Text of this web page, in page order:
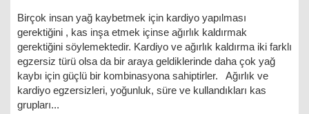
Birçok insan yağ kaybetmek için kardiyo yapılması
gerektiğini , kas inşa etmek içinse ağırlık kaldırmak
gerektiğini söylemektedir. Kardiyo ve ağırlık kaldırma iki farklı
egzersiz türü olsa da bir araya geldiklerinde daha çok yağ
kaybı için güçlü bir kombinasyona sahiptirler. Ağırlık ve
kardiyo egzersizleri, yoğunluk, süre ve kullandıkları kas
grupları...